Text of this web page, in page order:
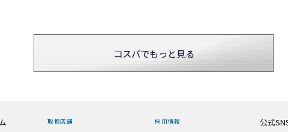
コスパでもっと見る
取扱店舗 採用情報 公式